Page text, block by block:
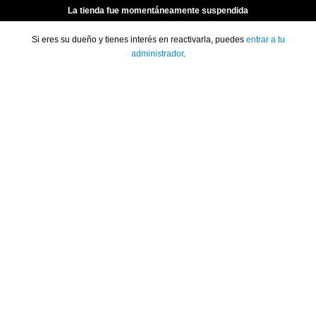
La tienda fue momentáneamente suspendida
Si eres su dueño y tienes interés en reactivarla, puedes entrar a tu
administrador.